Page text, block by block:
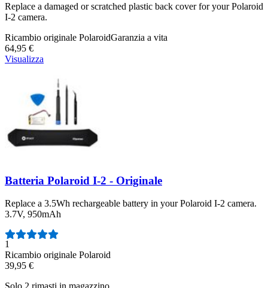
Replace a damaged or scratched plastic back cover for your Polaroid
I-2 camera.
Ricambio originale PolaroidGaranzia a vita
64,95 €
Visualizza
Batteria Polaroid I-2 - Originale
Replace a 3.5Wh rechargeable battery in your Polaroid I-2 camera.
3.7V, 950mAh
Numero di recensioni:
1
Ricambio originale Polaroid
39,95 €